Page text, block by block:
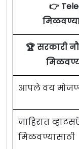
👉
🏆 सरकारी
आपले वय
जाहिरात
मिळवण्यासाठी